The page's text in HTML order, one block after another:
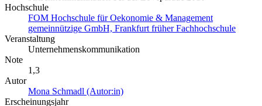
Hochschule
FOM Hochschule für Oekonomie & Management
gemeinnützige GmbH, Frankfurt früher Fachhochschule
Veranstaltung
Unternehmenskommunikation
Note
1,3
Autor
Mona Schmadl (Autor:in)
Erscheinungsjahr